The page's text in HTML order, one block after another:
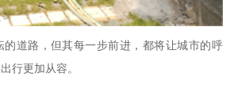
的道路，但其每一步前进，都将让城市的呼
行更加从容。